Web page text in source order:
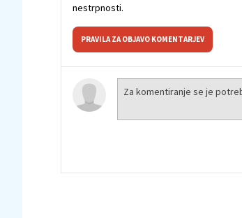
nestrpnosti.
PRAVILA ZA OBJAVO KOMENTARJEV